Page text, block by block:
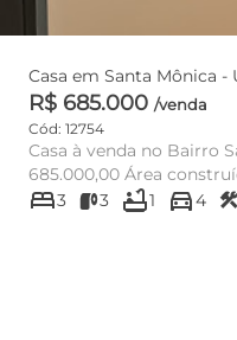
R$ 685.000 /venda
Cód: 12754
Casa à venda no Bairro
685.000,00 Área construída: 180,00m². Área de terreno:
260,0...
bed3 3 bathtub1 directions_car4 construction